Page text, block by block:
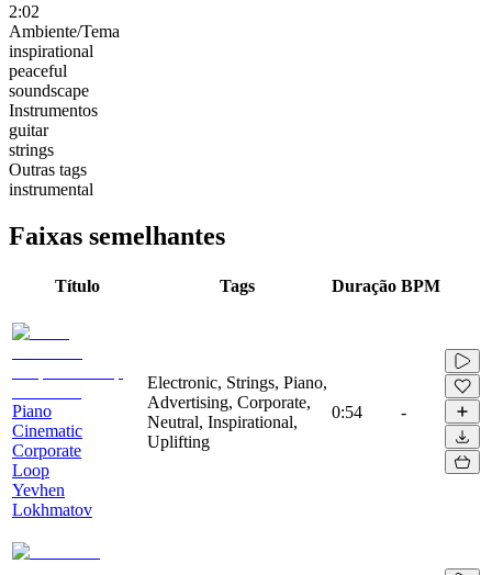
2:02
Ambiente/Tema
inspirational
peaceful
soundscape
Instrumentos
guitar
strings
Outras tags
instrumental
Faixas semelhantes
Título Tags Duração BPM
Piano
Cinematic
Corporate
Loop
Yevhen
Lokhmatov
Electronic, Strings, Piano,
Advertising, Corporate,
Neutral, Inspirational,
Uplifting
0:54 -